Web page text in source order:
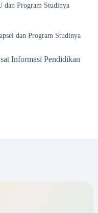
dan Program Studinya
dan Program Studinya
Informasi Pendidikan